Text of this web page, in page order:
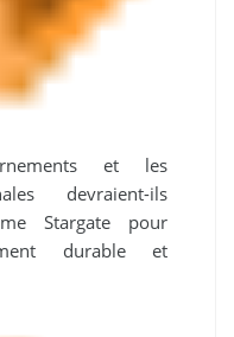
et les
devraient-ils
Stargate pour
durable et